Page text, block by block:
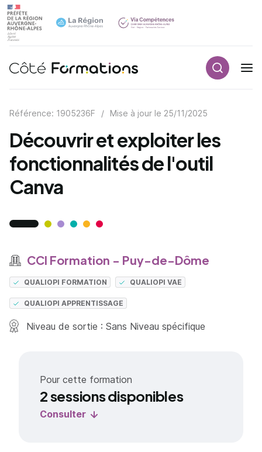
Navigation principale
Référence: 1905236F / Mise à jour le 25/11/2025
Découvrir et exploiter les
fonctionnalités de l'outil
Canva
CCI Formation - Puy-de-Dôme
QUALIOPI FORMATION QUALIOPI VAE
QUALIOPI APPRENTISSAGE
Niveau de sortie : Sans Niveau spécifique
Pour cette formation
2 sessions disponibles
Consulter